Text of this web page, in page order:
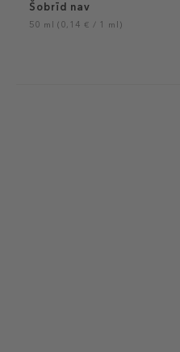
Šobrīd nav
50 ml (0,14 € / 1 ml)